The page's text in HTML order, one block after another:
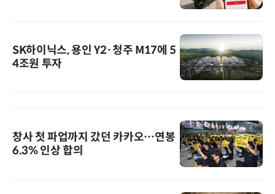
SK하이닉스, 용인 Y2·청주 M17에 5
4조원 투자
창사 첫 파업까지 갔던 카카오…연봉
6.3% 인상 합의